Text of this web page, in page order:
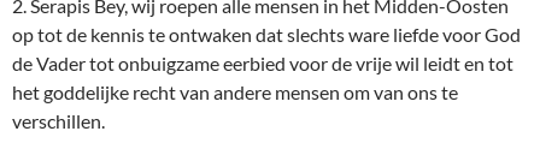
2. Serapis Bey, wij roepen alle mensen in het Midden-Oosten
op tot de kennis te ontwaken dat slechts ware liefde voor God
de Vader tot onbuigzame eerbied voor de vrije wil leidt en tot
het goddelijke recht van andere mensen om van ons te
verschillen.